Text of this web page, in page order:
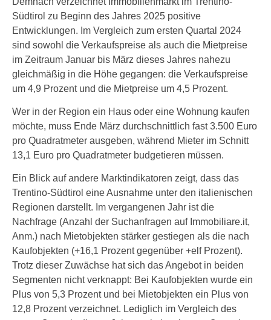
Südtirol zu Beginn des Jahres 2025 positive
Entwicklungen. Im Vergleich zum ersten Quartal 2024
sind sowohl die Verkaufspreise als auch die Mietpreise
im Zeitraum Januar bis März dieses Jahres nahezu
gleichmäßig in die Höhe gegangen: die Verkaufspreise
um 4,9 Prozent und die Mietpreise um 4,5 Prozent.
Wer in der Region ein Haus oder eine Wohnung kaufen
möchte, muss Ende März durchschnittlich fast 3.500 Euro
pro Quadratmeter ausgeben, während Mieter im Schnitt
13,1 Euro pro Quadratmeter budgetieren müssen.
Ein Blick auf andere Marktindikatoren zeigt, dass das
Trentino-Südtirol eine Ausnahme unter den italienischen
Regionen darstellt. Im vergangenen Jahr ist die
Nachfrage (Anzahl der Suchanfragen auf Immobiliare.it,
Anm.) nach Mietobjekten stärker gestiegen als die nach
Kaufobjekten (+16,1 Prozent gegenüber +elf Prozent).
Trotz dieser Zuwächse hat sich das Angebot in beiden
Segmenten nicht verknappt: Bei Kaufobjekten wurde ein
Plus von 5,3 Prozent und bei Mietobjekten ein Plus von
12,8 Prozent verzeichnet. Lediglich im Vergleich des